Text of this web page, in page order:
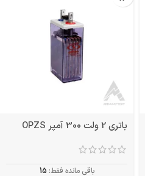
باتری 2 ولت 300 آمپر OPZS
باقی مانده فقط: 15